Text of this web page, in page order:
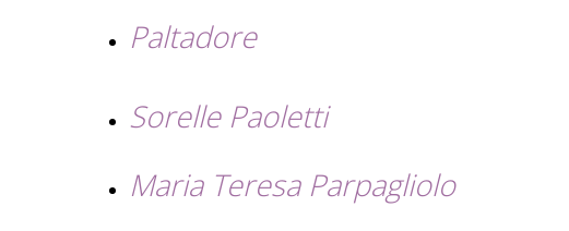
Paltadore
Sorelle Paoletti
Maria Teresa Parpagliolo